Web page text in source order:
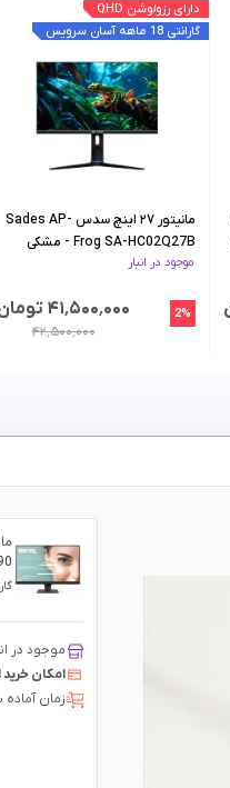
دارای رزولوشن QHD
گارانتی 18 ماهه آسان سرویس
مانیتور ۲۷ اینچ سدس Sades AP-
Frog SA-HC02Q27B - مشکی
موجود در انبار
2% ۴۱٬۵۰۰٬۰۰۰ تومان
۴۲٬۵۰۰٬۰۰۰
موجود در
امکان خرید
زمان آماده